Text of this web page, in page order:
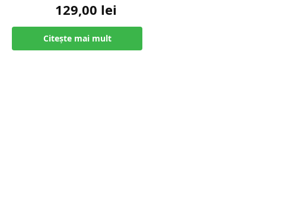
129,00 lei
Citește mai mult